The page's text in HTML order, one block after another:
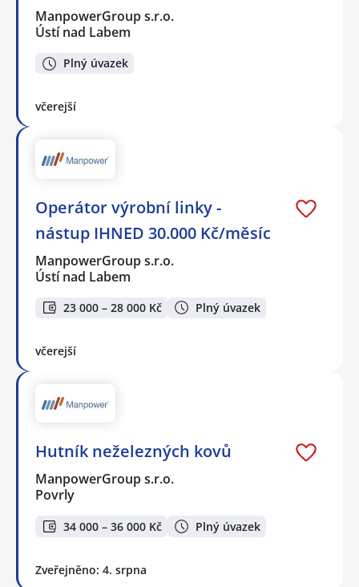
ManpowerGroup s.r.o.
Ústí nad Labem
Plný úvazek
včerejší
Operátor výrobní linky -
nástup IHNED 30.000 Kč/měsíc
ManpowerGroup s.r.o.
Ústí nad Labem
23 000 – 28 000 Kč Plný úvazek
včerejší
Hutník neželezných kovů
ManpowerGroup s.r.o.
Povrly
34 000 – 36 000 Kč Plný úvazek
Zveřejněno: 4. srpna